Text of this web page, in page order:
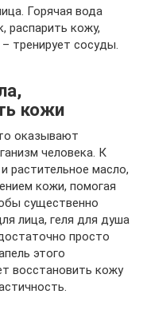
Горячая вода
распарить кожу,
тренирует сосуды.
кожи
оказывают
человека. К
растительное масло,
кожи, помогая
существенно
лица, геля для душа
просто
этого
восстановить кожу